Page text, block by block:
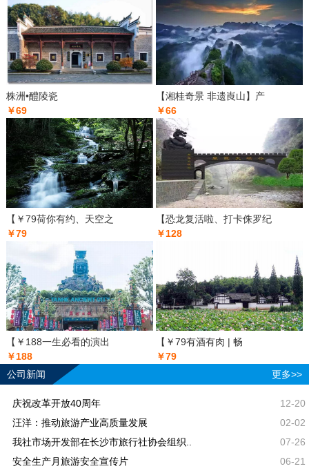
株洲•醴陵瓷
￥69
【湘桂奇景 非遗崀山】产
￥66
【￥79荷你有约、天空之
￥79
【恐龙复活啦、打卡侏罗纪
￥128
【￥188一生必看的演出
￥188
【￥79有酒有肉 | 畅
￥79
公司新闻
更多>>
庆祝改革开放40周年
12-20
汪洋：推动旅游产业高质量发展
02-02
我社市场开发部在长沙市旅行社协会组织..
07-26
安全生产月旅游安全宣传片
06-21